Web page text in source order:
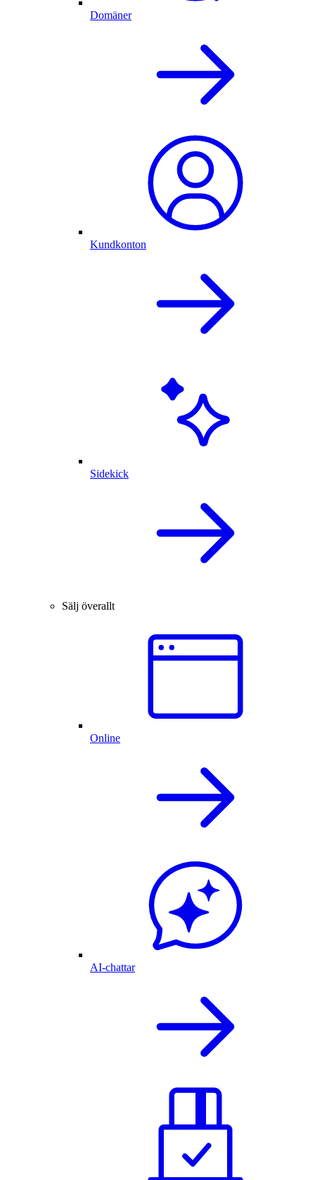
Domäner
Kundkonton
Sidekick
Sälj överallt
Online
AI-chattar